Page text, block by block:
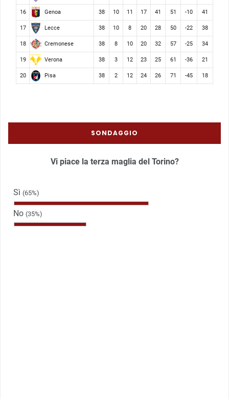
16 Genoa 38 10 11 17 41 51 -10 41
17 Lecce 38 10 8 20 28 50 -22 38
18 Cremonese 38 8 10 20 32 57 -25 34
19 Verona 38 3 12 23 25 61 -36 21
20 Pisa 38 2 12 24 26 71 -45 18
SONDAGGIO
Vi piace la terza maglia del Torino?
Sì (65%)
No (35%)